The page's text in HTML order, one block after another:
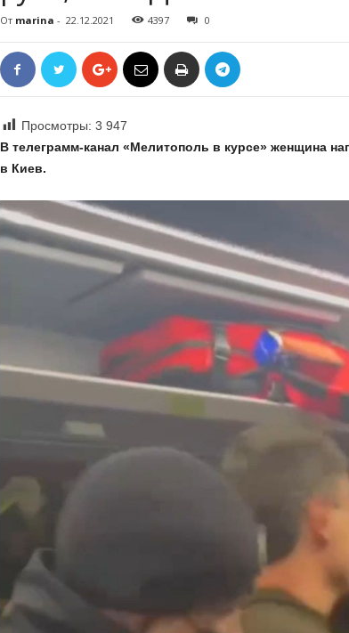
От marina - 22.12.2021 4397 0
Просмотры: 3 947
В телеграмм-канал «Мелитополь в курсе» женщина
в Киев.